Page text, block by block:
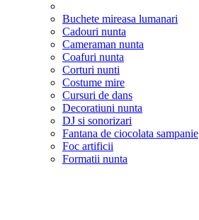
Buchete mireasa lumanari
Cadouri nunta
Cameraman nunta
Coafuri nunta
Corturi nunti
Costume mire
Cursuri de dans
Decoratiuni nunta
DJ si sonorizari
Fantana de ciocolata sampanie
Foc artificii
Formatii nunta